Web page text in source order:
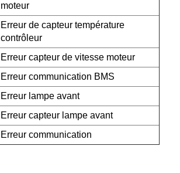
moteur
Erreur de capteur température
contrôleur
Erreur capteur de vitesse moteur
Erreur communication BMS
Erreur lampe avant
Erreur capteur lampe avant
Erreur communication